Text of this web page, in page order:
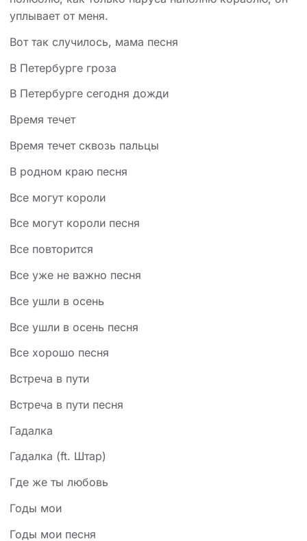
уплывает от меня.
Вот так случилось, мама песня
В Петербурге гроза
В Петербурге сегодня дожди
Время течет
Время течет сквозь пальцы
В родном краю песня
Все могут короли
Все могут короли песня
Все повторится
Все уже не важно песня
Все ушли в осень
Все ушли в осень песня
Все хорошо песня
Встреча в пути
Встреча в пути песня
Гадалка
Гадалка (ft. Штар)
Где же ты любовь
Годы мои
Годы мои песня